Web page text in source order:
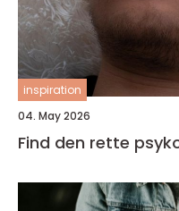
inspiration
04. May 2026
Find den rette